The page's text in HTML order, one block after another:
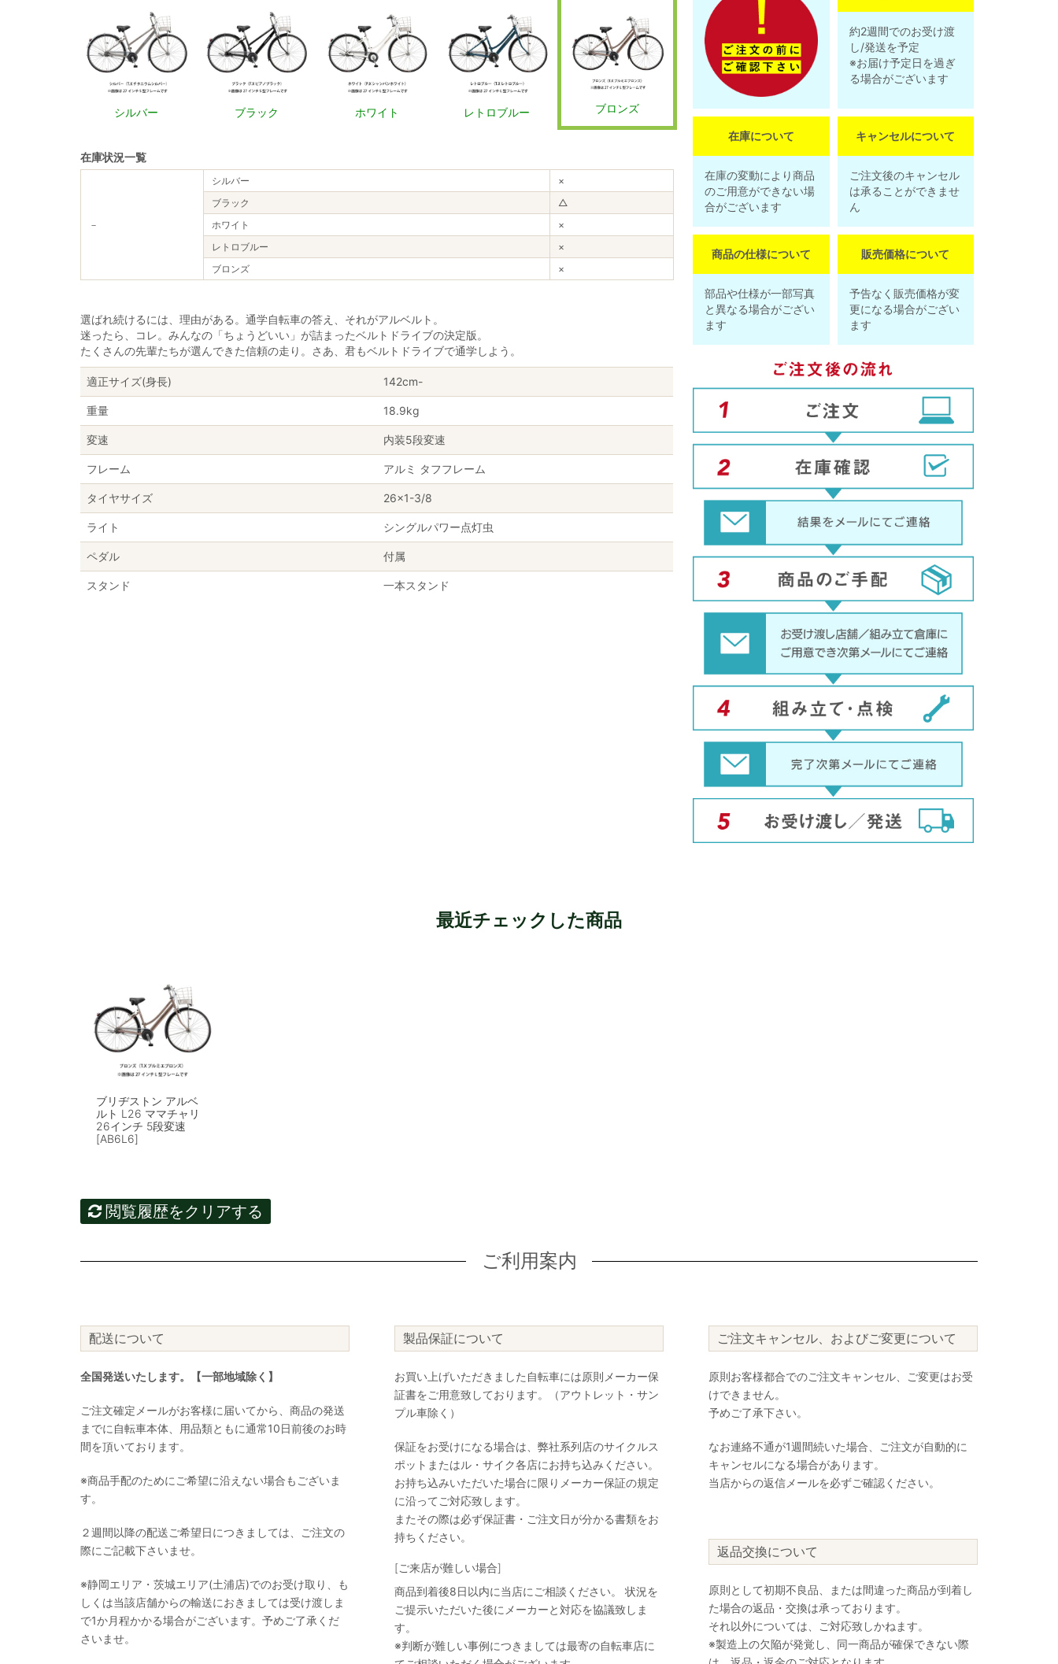
シルバー ブラック ホワイト レトロブルー ブロンズ
在庫状況一覧
－
シルバー
×
ブラック
△
ホワイト
×
レトロブルー
×
ブロンズ
×
選ばれ続けるには、理由がある。通学自転車の答え、それがアルベルト。
迷ったら、コレ。みんなの「ちょうどいい」が詰まったベルトドライブの決定版。
たくさんの先輩たちが選んできた信頼の走り。さあ、君もベルトドライブで通学しよう。
適正サイズ(身長) 142cm-
重量 18.9kg
変速 内装5段変速
フレーム アルミ タフフレーム
タイヤサイズ 26×1-3/8
ライト シングルパワー点灯虫
ペダル 付属
スタンド 一本スタンド
約2週間でのお受け渡
し/発送を予定
※お届け予定日を過ぎ
る場合がございます
在庫について
在庫の変動により商品
のご用意ができない場
合がございます
キャンセルについて
ご注文後のキャンセル
は承ることができませ
ん
商品の仕様について
部品や仕様が一部写真
と異なる場合がござい
ます
販売価格について
予告なく販売価格が変
更になる場合がござい
ます
最近チェックした商品
ブリヂストン アルベ
ルト L26 ママチャリ
26インチ 5段変速
[AB6L6]
閲覧履歴をクリアする
ご利用案内
配送について
全国発送いたします。【一部地域除く】
ご注文確定メールがお客様に届いてから、商品の発送
までに自転車本体、用品類ともに通常10日前後のお時
間を頂いております。
※商品手配のためにご希望に沿えない場合もございま
す。
２週間以降の配送ご希望日につきましては、ご注文の
際にご記載下さいませ。
※静岡エリア・茨城エリア(土浦店)でのお受け取り、も
しくは当該店舗からの輸送におきましては受け渡しま
で1か月程かかる場合がございます。予めご了承くだ
さいませ。
製品保証について
お買い上げいただきました自転車には原則メーカー保
証書をご用意致しております。（アウトレット・サン
プル車除く）
保証をお受けになる場合は、弊社系列店のサイクルス
ポットまたはル・サイク各店にお持ち込みください。
お持ち込みいただいた場合に限りメーカー保証の規定
に沿ってご対応致します。
またその際は必ず保証書・ご注文日が分かる書類をお
持ちください。
[ご来店が難しい場合]
商品到着後8日以内に当店にご相談ください。 状況を
ご提示いただいた後にメーカーと対応を協議致しま
す。
※判断が難しい事例につきましては最寄の自転車店に
ご注文キャンセル、およびご変更について
原則お客様都合でのご注文キャンセル、ご変更はお受
けできません。
予めご了承下さい。
なお連絡不通が1週間続いた場合、ご注文が自動的に
キャンセルになる場合があります。
当店からの返信メールを必ずご確認ください。
返品交換について
原則として初期不良品、または間違った商品が到着し
た場合の返品・交換は承っております。
それ以外については、ご対応致しかねます。
※製造上の欠陥が発覚し、同一商品が確保できない際